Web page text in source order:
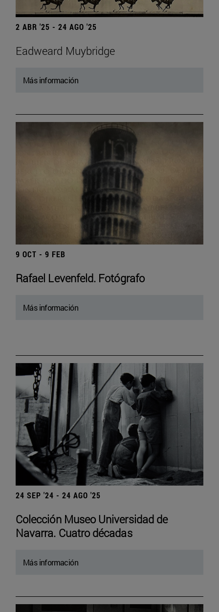
2 ABR '25 - 24 AGO '25
Eadweard Muybridge
Más información
9 OCT - 9 FEB
Rafael Levenfeld. Fotógrafo
Más información
24 SEP '24 - 24 AGO '25
Colección Museo Universidad de
Navarra. Cuatro décadas
Más información